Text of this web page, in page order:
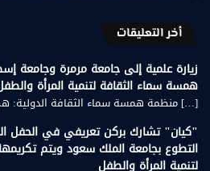
أخر التعليقات
همسة سماء الثقافة لتنمية المرأة
[…] منظمة همسة سماء الثقافة الدولية:
"كيان" تشارك بركن تعريفي في الحفل
التطوع بجامعة الملك سعود ويتم
لتنمية المرأة والطفل